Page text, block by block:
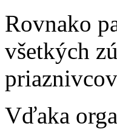
Rovnako
všetkých
Vďaka